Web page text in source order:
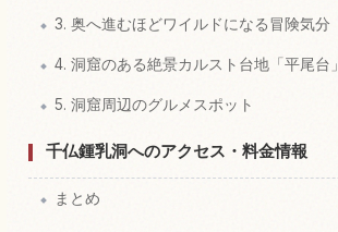
3. 奥へ進むほどワイルドになる冒険気分
4. 洞窟のある絶景カルスト台地「平尾台」
5. 洞窟周辺のグルメスポット
千仏鍾乳洞へのアクセス・料金情報
まとめ